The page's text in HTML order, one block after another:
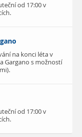
od 17:00 v
na konci léta v
Gargano s možností
od 17:00 v